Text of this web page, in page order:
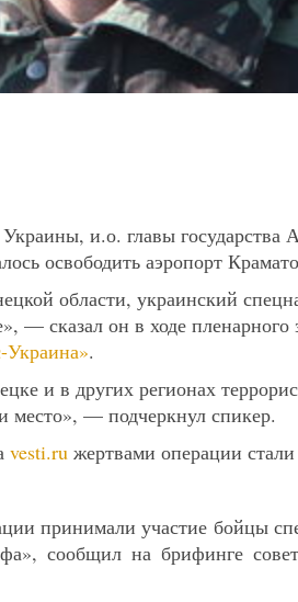
и.о. главы государства
освободить аэропорт
области, украинский
— сказал он в ходе пленарного
Украина».
и в других регионах
место», — подчеркнул спикер.
vesti.ru жертвами операции
принимали участие бойцы
сообщил на брифинге